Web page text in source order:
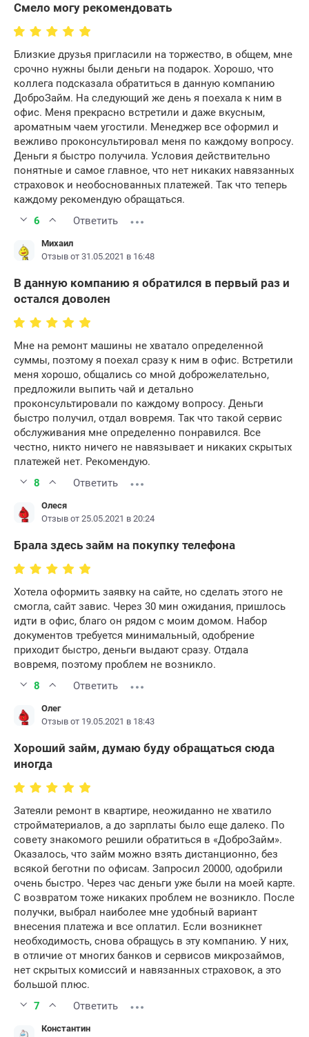
Смело могу рекомендовать
Близкие друзья пригласили на торжество, в общем, мне
срочно нужны были деньги на подарок. Хорошо, что
коллега подсказала обратиться в данную компанию
ДоброЗайм. На следующий же день я поехала к ним в
офис. Меня прекрасно встретили и даже вкусным,
ароматным чаем угостили. Менеджер все оформил и
вежливо проконсультировал меня по каждому вопросу.
Деньги я быстро получила. Условия действительно
понятные и самое главное, что нет никаких навязанных
страховок и необоснованных платежей. Так что теперь
каждому рекомендую обращаться.
6
Ответить
Михаил
Отзыв от 31.05.2021 в 16:48
В данную компанию я обратился в первый раз и
остался доволен
Мне на ремонт машины не хватало определенной
суммы, поэтому я поехал сразу к ним в офис. Встретили
меня хорошо, общались со мной доброжелательно,
предложили выпить чай и детально
проконсультировали по каждому вопросу. Деньги
быстро получил, отдал вовремя. Так что такой сервис
обслуживания мне определенно понравился. Все
честно, никто ничего не навязывает и никаких скрытых
платежей нет. Рекомендую.
8
Ответить
Олеся
Отзыв от 25.05.2021 в 20:24
Брала здесь займ на покупку телефона
Хотела оформить заявку на сайте, но сделать этого не
смогла, сайт завис. Через 30 мин ожидания, пришлось
идти в офис, благо он рядом с моим домом. Набор
документов требуется минимальный, одобрение
приходит быстро, деньги выдают сразу. Отдала
вовремя, поэтому проблем не возникло.
8
Ответить
Олег
Отзыв от 19.05.2021 в 18:43
Хороший займ, думаю буду обращаться сюда
иногда
Затеяли ремонт в квартире, неожиданно не хватило
стройматериалов, а до зарплаты было еще далеко. По
совету знакомого решили обратиться в «ДоброЗайм».
Оказалось, что займ можно взять дистанционно, без
всякой беготни по офисам. Запросил 20000, одобрили
очень быстро. Через час деньги уже были на моей карте.
С возвратом тоже никаких проблем не возникло. После
получки, выбрал наиболее мне удобный вариант
внесения платежа и все оплатил. Если возникнет
необходимость, снова обращусь в эту компанию. У них,
в отличие от многих банков и сервисов микрозаймов,
нет скрытых комиссий и навязанных страховок, а это
большой плюс.
7
Ответить
Константин